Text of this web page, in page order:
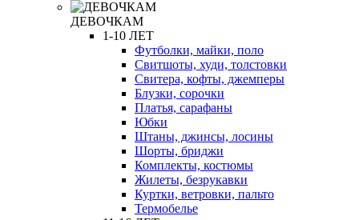
ДЕВОЧКАМ
1-10 ЛЕТ
Футболки, майки, поло
Свитшоты, худи, толстовки
Свитера, кофты, джемперы
Блузки, сорочки
Платья, сарафаны
Юбки
Штаны, джинсы, лосины
Шорты, бриджи
Комплекты, костюмы
Жилеты, безрукавки
Куртки, ветровки, пальто
Термобелье